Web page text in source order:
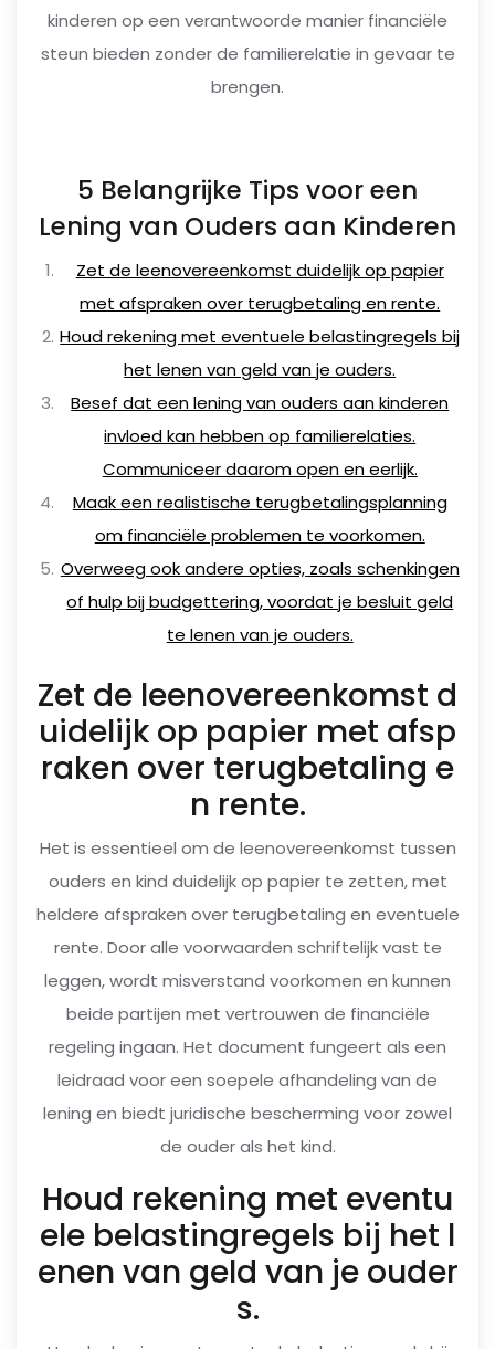
kinderen op een verantwoorde manier financiële
steun bieden zonder de familierelatie in gevaar te
brengen.
5 Belangrijke Tips voor een
Lening van Ouders aan Kinderen
Zet de leenovereenkomst duidelijk op papier
met afspraken over terugbetaling en rente.
Houd rekening met eventuele belastingregels bij
het lenen van geld van je ouders.
Besef dat een lening van ouders aan kinderen
invloed kan hebben op familierelaties.
Communiceer daarom open en eerlijk.
Maak een realistische terugbetalingsplanning
om financiële problemen te voorkomen.
Overweeg ook andere opties, zoals schenkingen
of hulp bij budgettering, voordat je besluit geld
te lenen van je ouders.
Zet de leenovereenkomst d
uidelijk op papier met afsp
raken over terugbetaling e
n rente.
Het is essentieel om de leenovereenkomst tussen
ouders en kind duidelijk op papier te zetten, met
heldere afspraken over terugbetaling en eventuele
rente. Door alle voorwaarden schriftelijk vast te
leggen, wordt misverstand voorkomen en kunnen
beide partijen met vertrouwen de financiële
regeling ingaan. Het document fungeert als een
leidraad voor een soepele afhandeling van de
lening en biedt juridische bescherming voor zowel
de ouder als het kind.
Houd rekening met eventu
ele belastingregels bij het l
enen van geld van je ouder
s.